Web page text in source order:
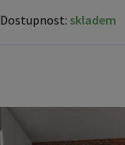
Dostupnost: skladem